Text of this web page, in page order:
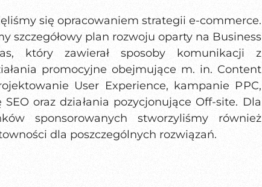
się opracowaniem strategii e-commerce.
szczegółowy plan rozwoju oparty na Business
który zawierał sposoby komunikacji z
promocyjne obejmujące m. in. Content
User Experience, kampanie PPC,
oraz działania pozycjonujące Off-site. Dla
sponsorowanych stworzyliśmy również
dla poszczególnych rozwiązań.